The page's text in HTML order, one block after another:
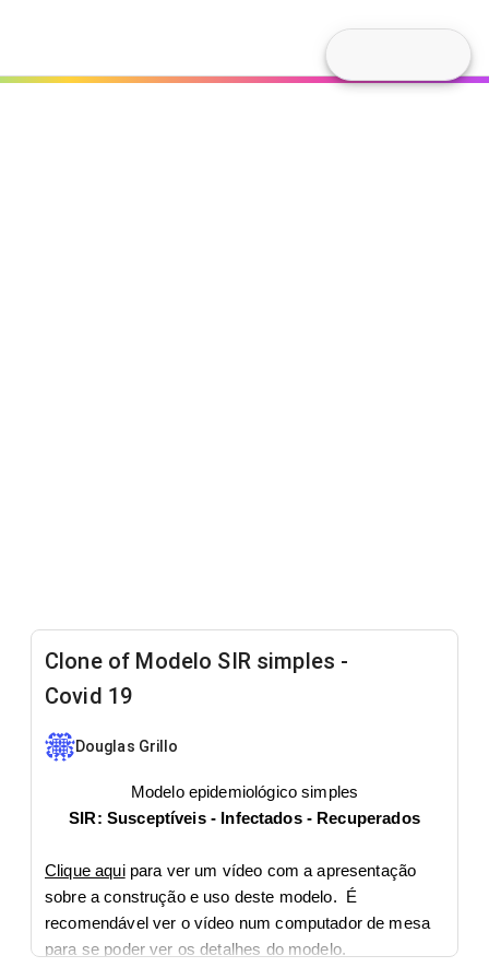
Clone of Modelo SIR simples -
Covid 19
Douglas Grillo
Modelo epidemiológico simples
SIR: Susceptíveis - Infectados - Recuperados
Clique aquipara ver um vídeo com a apresentação
sobre a construção e uso deste modelo. É
recomendável ver o vídeo num computador de mesa
para se poder ver os detalhes do modelo.